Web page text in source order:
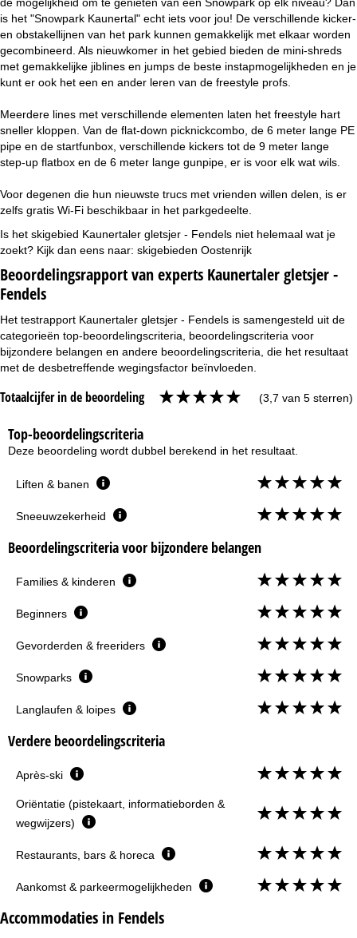
is het "Snowpark Kaunertal" echt iets voor jou! De verschillende kicker-
en obstakellijnen van het park kunnen gemakkelijk met elkaar worden
gecombineerd. Als nieuwkomer in het gebied bieden de mini-shreds
met gemakkelijke jiblines en jumps de beste instapmogelijkheden en je
kunt er ook het een en ander leren van de freestyle profs.
Meerdere lines met verschillende elementen laten het freestyle hart
sneller kloppen. Van de flat-down picknickcombo, de 6 meter lange PE
pipe en de startfunbox, verschillende kickers tot de 9 meter lange
step-up flatbox en de 6 meter lange gunpipe, er is voor elk wat wils.
Voor degenen die hun nieuwste trucs met vrienden willen delen, is er
zelfs gratis Wi-Fi beschikbaar in het parkgedeelte.
Is het skigebied Kaunertaler gletsjer - Fendels niet helemaal wat je
zoekt? Kijk dan eens naar: skigebieden Oostenrijk
Beoordelingsrapport van experts Kaunertaler gletsjer -
Fendels
Het testrapport Kaunertaler gletsjer - Fendels is samengesteld uit de
categorieën top-beoordelingscriteria, beoordelingscriteria voor
bijzondere belangen en andere beoordelingscriteria, die het resultaat
met de desbetreffende wegingsfactor beïnvloeden.
Totaalcijfer in de beoordeling (3,7 van 5 sterren)
Top-beoordelingscriteria
Deze beoordeling wordt dubbel berekend in het resultaat.
Liften & banen
Sneeuwzekerheid
Beoordelingscriteria voor bijzondere belangen
Families & kinderen
Beginners
Gevorderden & freeriders
Snowparks
Langlaufen & loipes
Verdere beoordelingscriteria
Après-ski
Oriëntatie (pistekaart, informatieborden &
wegwijzers)
Restaurants, bars & horeca
Aankomst & parkeermogelijkheden
Accommodaties in Fendels